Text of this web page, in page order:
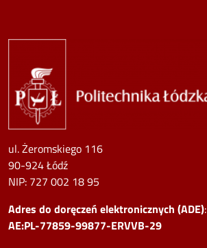
ul. Żeromskiego 116
90-924 Łódź
NIP: 727 002 18 95
Adres do doręczeń elektronicznych (ADE):
AE:PL-77859-99877-ERVVB-29